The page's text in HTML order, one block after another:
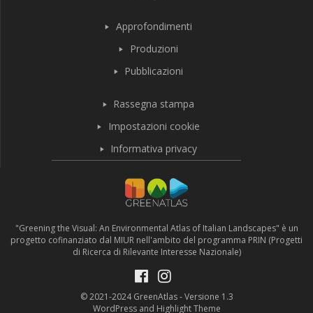
Approfondimenti
Produzioni
Pubblicazioni
Rassegna stampa
Impostazioni cookie
Informativa privacy
"Greening the Visual: An Environmental Atlas of Italian Landscapes" è un
progetto cofinanziato dal MIUR nell'ambito del programma PRIN (Progetti
di Ricerca di Rilevante Interesse Nazionale)
© 2021-2024 GreenAtlas - Versione 1.3
WordPress and Highlight Theme